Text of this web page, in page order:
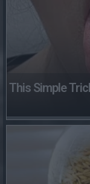
This Simple